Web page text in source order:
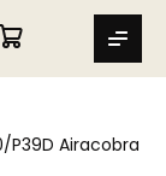
MIN VARUKORG
Airacobra